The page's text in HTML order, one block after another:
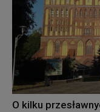
O kilku